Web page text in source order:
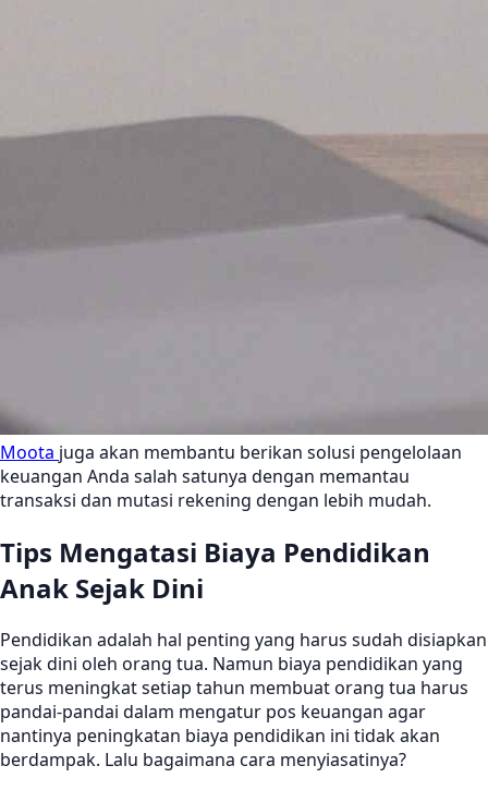
Moota juga akan membantu berikan solusi pengelolaan
keuangan Anda salah satunya dengan memantau
transaksi dan mutasi rekening dengan lebih mudah.
Tips Mengatasi Biaya Pendidikan
Anak Sejak Dini
Pendidikan adalah hal penting yang harus sudah disiapkan
sejak dini oleh orang tua. Namun biaya pendidikan yang
terus meningkat setiap tahun membuat orang tua harus
pandai-pandai dalam mengatur pos keuangan agar
nantinya peningkatan biaya pendidikan ini tidak akan
berdampak. Lalu bagaimana cara menyiasatinya?